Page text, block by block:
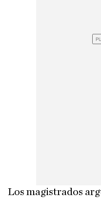
Los magistrados